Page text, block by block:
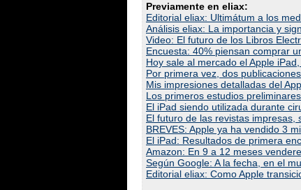
Previamente en eliax:
Editorial eliax: Ultimátum a los
Análisis eliax: La importancia y
Video: El futuro de los Libros
Encuesta: 40% piensan comprar
Hoy sale al mercado el Apple
Por primera vez, dos
Mis impresiones detalladas del
Los primeros estudios
El iPad siendo utilizada durante
El futuro de las revistas impresas,
BREVES: Apple ya ha vendido 3
El iPad: Resultados de primera
Amazon: En 9 a 12 meses
Según Google: A la fecha, en el
Editorial eliax: Como Apple